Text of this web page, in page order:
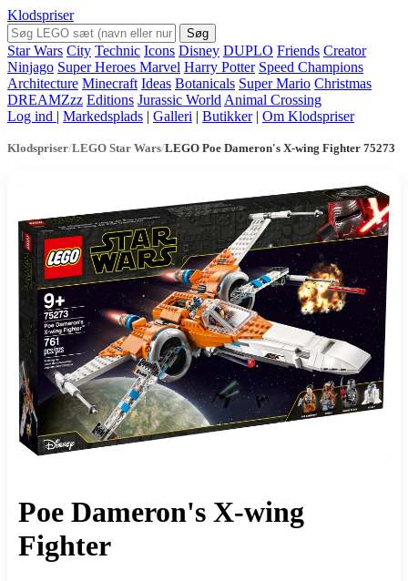
Klodspriser
Søg
Star Wars City Technic Icons Disney DUPLO Friends Creator
Ninjago Super Heroes Marvel Harry Potter Speed Champions
Architecture Minecraft Ideas Botanicals Super Mario Christmas
DREAMZzz Editions Jurassic World Animal Crossing
Log ind | Markedsplads | Galleri | Butikker | Om Klodspriser
Klodspriser/LEGO Star Wars/LEGO Poe Dameron's X-wing Fighter 75273
Poe Dameron's X-wing
Fighter